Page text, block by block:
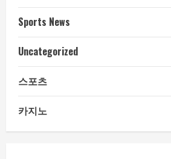
Sports News
Uncategorized
스포츠
카지노